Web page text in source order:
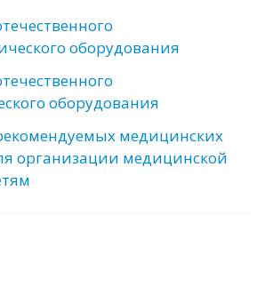
оборудования
оборудования
медицинских
организации медицинской
ДОКЛАДЫ
ДЛЯ СООБЩЕНИЙ О
СОБЛЮДЕНИЮ ТРЕБОВАНИЙ
ПОВЕДЕНИЮ И
КОМИССИЯ)
ДЛЯ ПУБЛИЧНОГО